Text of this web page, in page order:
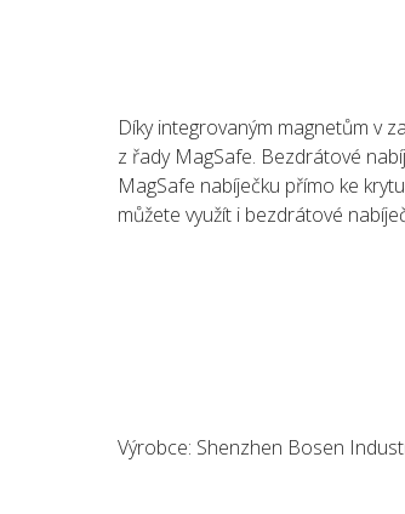
Díky integrovaným magnetům v
z řady MagSafe. Bezdrátové
MagSafe nabíječku přímo ke
můžete využít i bezdrátové
Výrobce: Shenzhen Bosen